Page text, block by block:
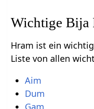
Wichtige Bija
Hram ist ein
Liste von allen
Aim
Dum
Gam